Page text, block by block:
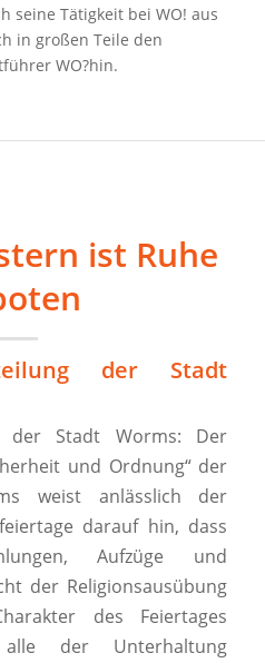
seine Tätigkeit bei WO! aus
in großen Teile den
WO?hin.
ist Ruhe
der Stadt
der Stadt Worms: Der
und Ordnung“ der
weist anlässlich der
darauf hin, dass
Aufzüge und
der Religionsausübung
des Feiertages
der Unterhaltung